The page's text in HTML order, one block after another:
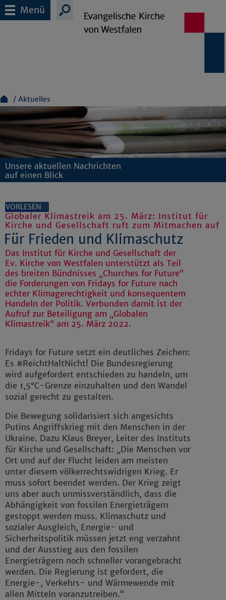
Menü
Aktuelles
Unsere aktuellen Nachrichten
auf einen Blick
VORLESEN
Globaler Klimastreik am 25. März: Institut für
Kirche und Gesellschaft ruft zum Mitmachen auf
Für Frieden und Klimaschutz
Das Institut für Kirche und Gesellschaft der
Ev. Kirche von Westfalen unterstützt als Teil
des breiten Bündnisses „Churches for Future“
die Forderungen von Fridays for Future nach
echter Klimagerechtigkeit und konsequentem
Handeln der Politik. Verbunden damit ist der
Aufruf zur Beteiligung am „Globalen
Klimastreik“ am 25. März 2022.
Fridays for Future setzt ein deutliches Zeichen:
Es #ReichtHaltNicht! Die Bundesregierung
wird aufgefordert entschieden zu handeln, um
die 1,5°C-Grenze einzuhalten und den Wandel
sozial gerecht zu gestalten.
Die Bewegung solidarisiert sich angesichts
Putins Angriffskrieg mit den Menschen in der
Ukraine. Dazu Klaus Breyer, Leiter des Instituts
für Kirche und Gesellschaft: „Die Menschen vor
Ort und auf der Flucht leiden am meisten
unter diesem völkerrechtswidrigen Krieg. Er
muss sofort beendet werden. Der Krieg zeigt
uns aber auch unmissverständlich, dass die
Abhängigkeit von fossilen Energieträgern
gestoppt werden muss. Klimaschutz und
sozialer Ausgleich, Energie- und
Sicherheitspolitik müssen jetzt eng verzahnt
und der Ausstieg aus den fossilen
Energieträgern noch schneller vorangebracht
werden. Die Regierung ist gefordert, die
Energie-, Verkehrs- und Wärmewende mit
allen Mitteln voranzutreiben.“